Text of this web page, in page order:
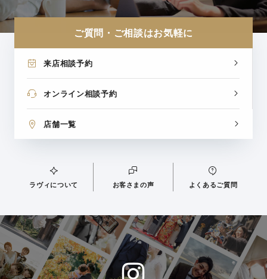
ご質問・ご相談はお気軽に
来店相談予約
オンライン相談予約
店舗一覧
ラヴィについて お客さまの声 よくあるご質問